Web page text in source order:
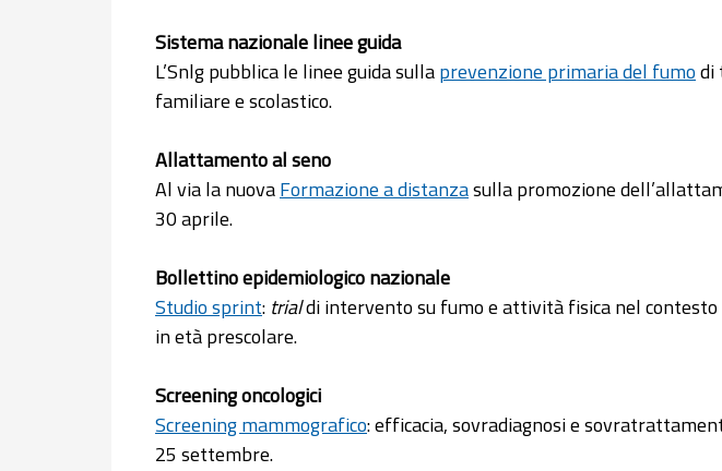
Sistema nazionale linee guida
L’Snlg pubblica le linee guida sullaprevenzione primaria del fumodi
familiare e scolastico.
Allattamento al seno
Al via la nuovaFormazione a distanzasulla promozione
30 aprile.
Bollettino epidemiologico nazionale
Studio sprint: trialdi intervento su fumo e attività fisica nel contesto
in età prescolare.
Screening oncologici
Screening mammografico: efficacia, sovradiagnosi e
25 settembre.